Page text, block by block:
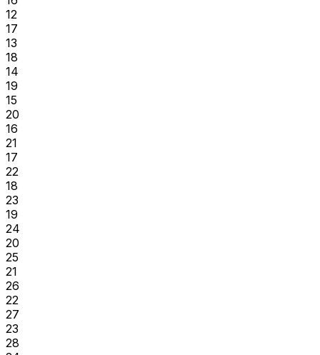
12
17
13
18
14
19
15
20
16
21
17
22
18
23
19
24
20
25
21
26
22
27
23
28